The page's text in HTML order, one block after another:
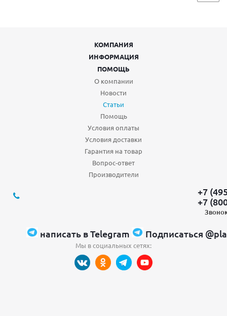
КОМПАНИЯ
ИНФОРМАЦИЯ
ПОМОЩЬ
О компании
Новости
Статьи
Помощь
Условия оплаты
Условия доставки
Гарантия на товар
Вопрос-ответ
Производители
+7
+7
написать в Telegram Подписаться
Мы в социальных сетях: